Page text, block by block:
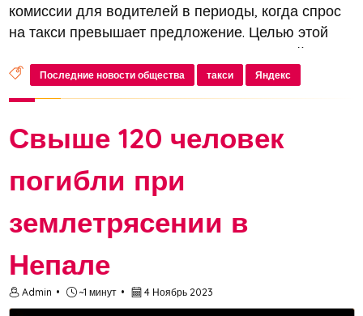
комиссии для водителей в периоды, когда спрос
на такси превышает предложение. Целью этой
меры является стимулирование водителей
выходить на линию чаще и обеспечение им
дополнительного дохода
Последние новости общества такси Яндекс
Свыше 120 человек
погибли при
землетрясении в
Непале
Admin ~1 минут 4 Ноябрь 2023